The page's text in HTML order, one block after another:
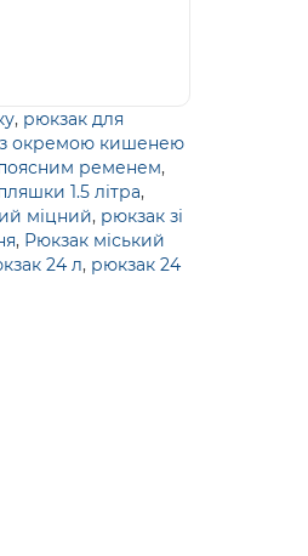
, рюкзак для
окремою кишенею
ременем,
1.5 літра,
міцний, рюкзак зі
, Рюкзак міський
24 л, рюкзак 24